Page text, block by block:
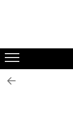
1-2 ani
3-4 ani
5-7 ani